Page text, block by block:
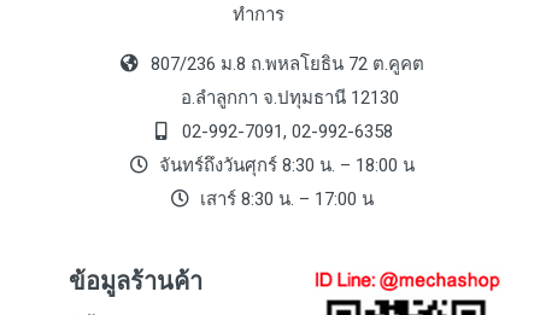
ทำการ
807/236 ม.8 ถ.พหลโยธิน 72 ต.คูคต
อ.ลำลูกกา จ.ปทุมธานี 12130
02-992-7091, 02-992-6358
จันทร์ถึงวันศุกร์ 8:30 น. – 18:00 น
เสาร์ 8:30 น. – 17:00 น
ข้อมูลร้านค้า